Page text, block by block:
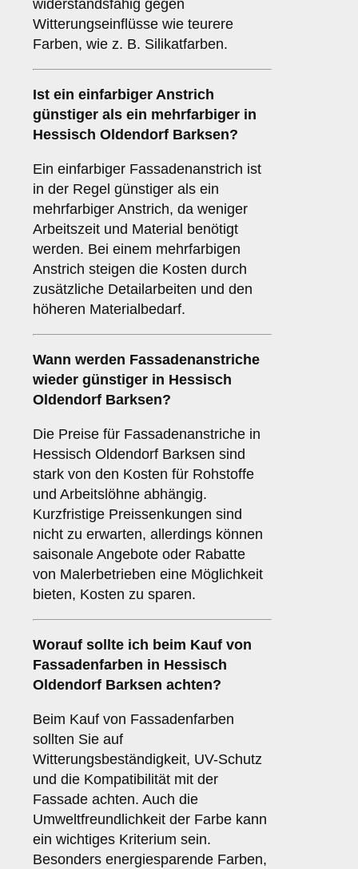
widerstandsfähig gegen
Witterungseinflüsse wie teurere
Farben, wie z. B. Silikatfarben.
Ist ein einfarbiger Anstrich
günstiger als ein mehrfarbiger in
Hessisch Oldendorf Barksen?
Ein einfarbiger Fassadenanstrich ist
in der Regel günstiger als ein
mehrfarbiger Anstrich, da weniger
Arbeitszeit und Material benötigt
werden. Bei einem mehrfarbigen
Anstrich steigen die Kosten durch
zusätzliche Detailarbeiten und den
höheren Materialbedarf.
Wann werden Fassadenanstriche
wieder günstiger in Hessisch
Oldendorf Barksen?
Die Preise für Fassadenanstriche in
Hessisch Oldendorf Barksen sind
stark von den Kosten für Rohstoffe
und Arbeitslöhne abhängig.
Kurzfristige Preissenkungen sind
nicht zu erwarten, allerdings können
saisonale Angebote oder Rabatte
von Malerbetrieben eine Möglichkeit
bieten, Kosten zu sparen.
Worauf sollte ich beim Kauf von
Fassadenfarben in Hessisch
Oldendorf Barksen achten?
Beim Kauf von Fassadenfarben
sollten Sie auf
Witterungsbeständigkeit, UV-Schutz
und die Kompatibilität mit der
Fassade achten. Auch die
Umweltfreundlichkeit der Farbe kann
ein wichtiges Kriterium sein.
Besonders energiesparende Farben,